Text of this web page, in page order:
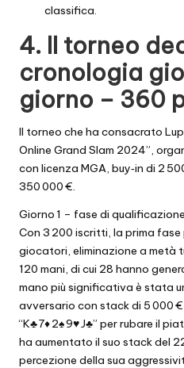
classifica.
4. Il torneo
cronologia
giorno – 360
Il torneo che ha consacrato
Online Grand Slam 2024”,
con licenza MGA, buy‑in di 2
350 000 €.
Giorno 1 – fase di qualificazione
Con 3 200 iscritti, la prima
giocatori, eliminazione a metà
120 mani, di cui 28 hanno
mano più significativa è stata
avversario con stack di 5 000
“K♣ 7♦ 2♠ 9♥ J♣” per rubare il
ha aumentato il suo stack del
percezione della sua